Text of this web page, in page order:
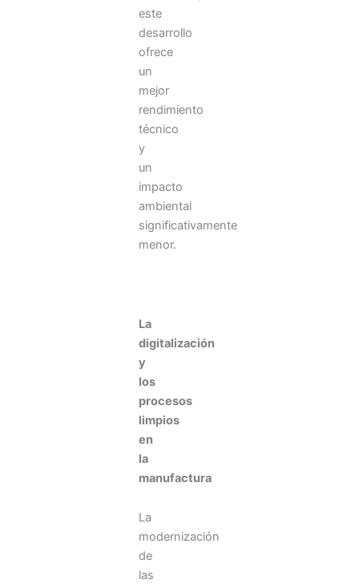
este
desarrollo
ofrece
un
mejor
rendimiento
técnico
y
un
impacto
ambiental
significativamente
menor.
La
digitalización
y
los
procesos
limpios
en
la
manufactura
La
modernización
de
las